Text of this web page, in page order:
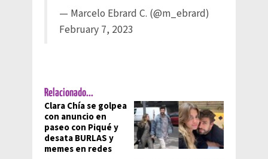
— Marcelo Ebrard C. (@m_ebrard)
February 7, 2023
Relacionado...
Clara Chía se golpea
con anuncio en
paseo con Piqué y
desata BURLAS y
memes en redes